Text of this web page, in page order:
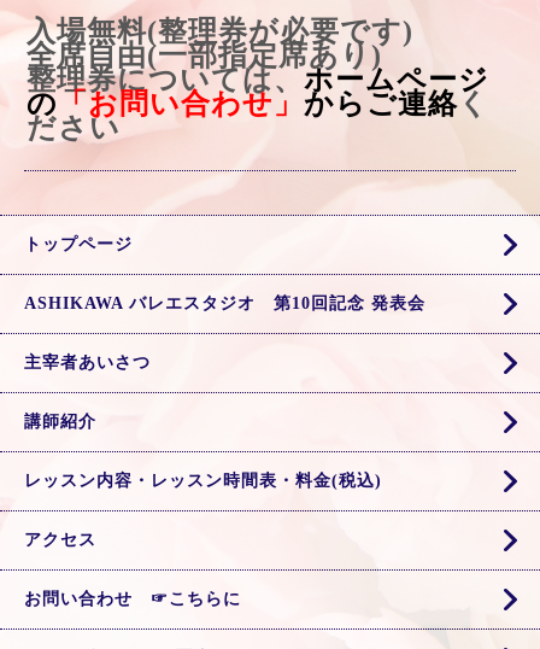
入場無料(整理券が必要です)
全席自由(一部指定席あり)
整理券については、ホームページ
の 「お問い合わせ」 からご連絡く
ださい
トップページ
ASHIKAWA バレエスタジオ 第10回記念 発表会
主宰者あいさつ
講師紹介
レッスン内容・レッスン時間表・料金(税込)
アクセス
お問い合わせ ☞こちらに